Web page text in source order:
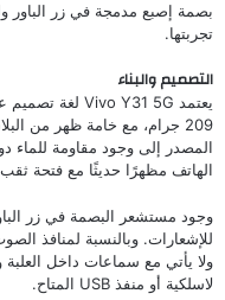
بصمة إصبع مدمجة في زر الباور
تجربتها.
التصميم والبناء
209 جرام، مع خامة ظهر من
المصدر إلى وجود مقاومة للماء
الهاتف مظهرًا حديثًا مع فتحة
وجود مستشعر البصمة في زر
ولا يأتي مع سماعات داخل
لاسلكية أو منفذ USB المتاح.